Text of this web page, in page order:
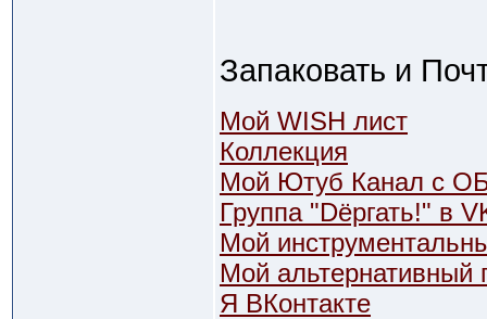
Запаковать и
Мой WISH лист
Коллекция
Мой Ютуб Канал с
Группа "Dёргать!" в
Мой
Мой
Я ВКонтакте